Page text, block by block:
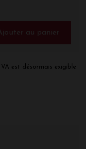
au panier
est désormais exigible